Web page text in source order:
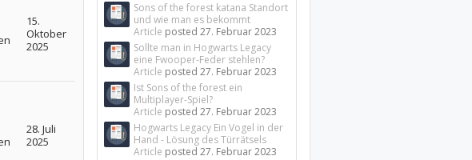
15.
Oktober
2025
28. Juli
2025
Sons of the forest katana Standort
und wie man es bekommt
Article posted27. Februar 2023
Sollte man in Hogwarts Legacy
eine Fwooper-Feder stehlen?
Article posted27. Februar 2023
Ist Sons of the forest ein
Multiplayer-Spiel?
Article posted27. Februar 2023
Hogwarts Legacy Ein Vogel in der
Hand - Lösung des Türrätsels
Article posted27. Februar 2023